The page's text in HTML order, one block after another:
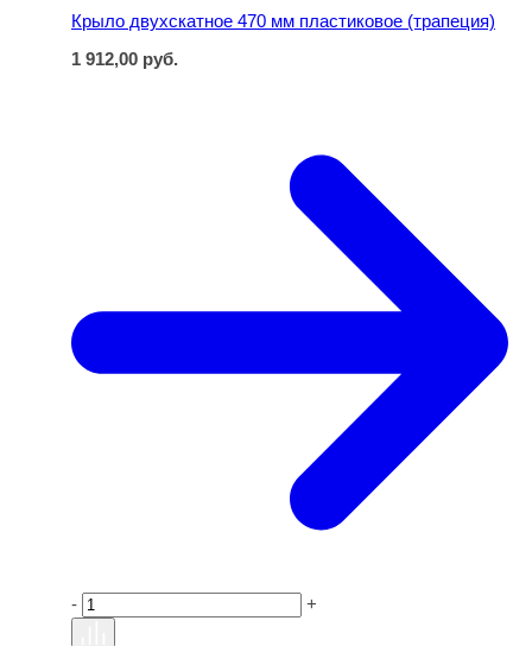
Крыло двухскатное 470 мм пластиковое (трапеция)
1 912,00 руб.
- +